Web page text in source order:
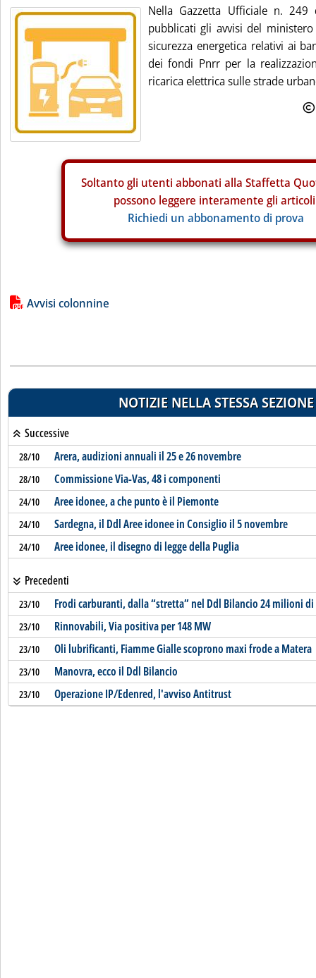
Nella Gazzetta Ufficiale n.
pubblicati gli avvisi del
sicurezza energetica relativi ai
dei fondi Pnrr per la
ricarica elettrica sulle strade
Soltanto gli utenti abbonati alla Staffetta
possono leggere interamente gli
Richiedi un abbonamento di prova
Lista allegati PDF alla notizia
Avvisi colonnine
NOTIZIE NELLA STESSA SEZIONE
Successive
28/10 Arera, audizioni annuali il 25 e 26 novembre
28/10 Commissione Via-Vas, 48 i componenti
24/10 Aree idonee, a che punto è il Piemonte
24/10 Sardegna, il Ddl Aree idonee in Consiglio il 5 novembre
24/10 Aree idonee, il disegno di legge della Puglia
Precedenti
23/10 Frodi carburanti, dalla “stretta” nel Ddl Bilancio 24 milioni
23/10 Rinnovabili, Via positiva per 148 MW
23/10 Oli lubrificanti, Fiamme Gialle scoprono maxi frode a Matera
23/10 Manovra, ecco il Ddl Bilancio
23/10 Operazione IP/Edenred, l'avviso Antitrust